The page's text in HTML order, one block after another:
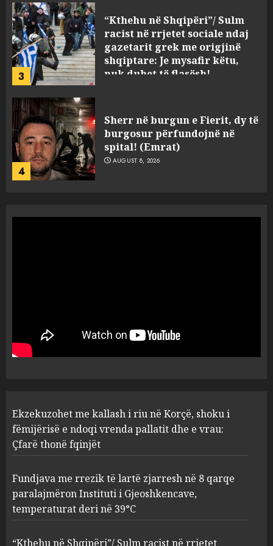
3
“Kthehu në Shqipëri”/ Sulm
racist në rrjetet sociale ndaj
gazetarit grek me origjinë
shqiptare: Je mysafir këtu,
nuk duhet të flasësh!
4
Sherr në burgun e Fierit, dy të
burgosur përfundojnë në
spital! (Emrat)
AUGUST 8, 2026
1
ndoqi vrenda pallatit dhe e
vrau: Çfarë thonë fqinjët
AUGUST 8, 2026
2
zjarresh në 8 qarqe
paralajmëron Instituti i
deri në 39°C
“Kthehu në Shqipëri”/ Sulm
racist në rrjetet sociale ndaj
gazetarit grek me origjinë
shqiptare: Je mysafir këtu,
Ekzekuzohet me kallash i riu në Korçë, shoku i
fëmijërisë e ndoqi vrenda pallatit dhe e vrau:
Çfarë thonë fqinjët
Fundjava me rrezik të lartë zjarresh në 8 qarqe
paralajmëron Instituti i Gjeoshkencave,
temperaturat deri në 39°C
“Kthehu në Shqipëri”/ Sulm racist në rrjetet